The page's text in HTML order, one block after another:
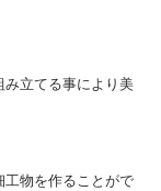
み立てる事により美
工物を作ることがで